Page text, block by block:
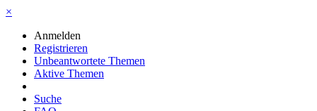
×
Anmelden
Registrieren
Unbeantwortete Themen
Aktive Themen
Suche